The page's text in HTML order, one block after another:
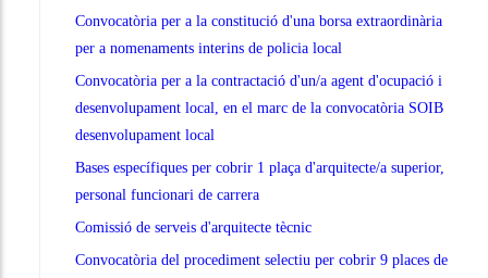
Convocatòria per a la constitució d'una borsa extraordinària
per a nomenaments interins de policia local
Convocatòria per a la contractació d'un/a agent d'ocupació i
desenvolupament local, en el marc de la convocatòria SOIB
desenvolupament local
Bases específiques per cobrir 1 plaça d'arquitecte/a superior,
personal funcionari de carrera
Comissió de serveis d'arquitecte tècnic
Convocatòria del procediment selectiu per cobrir 9 places de